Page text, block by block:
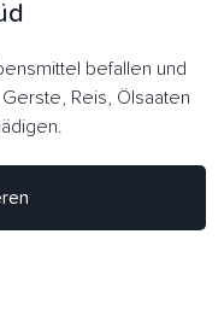
befallen und
Reis, Ölsaaten